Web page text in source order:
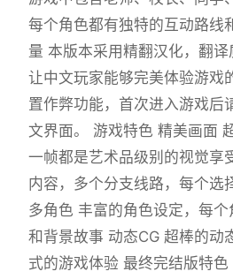
每个角色都有独特的互动路线
量 本版本采用精翻汉化，翻译
让中文玩家能够完美体验游戏
置作弊功能，首次进入游戏后
文界面。 游戏特色 精美画面
一帧都是艺术品级别的视觉享
内容，多个分支线路，每个选
多角色 丰富的角色设定，每
和背景故事 动态CG 超棒的动
式的游戏体验 最终完结版特